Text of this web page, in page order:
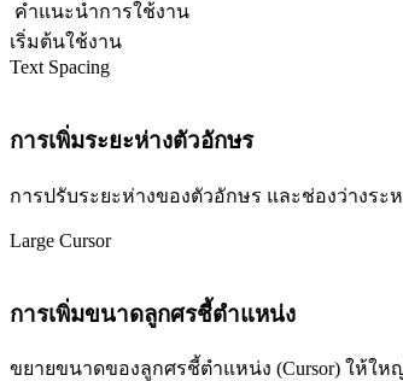
คำแนะนำการใช้งาน
เริ่มต้นใช้งาน
Text Spacing
การเพิ่มระยะห่างตัวอักษร
การปรับระยะห่างของตัวอักษร และช่องว่างร
Large Cursor
การเพิ่มขนาดลูกศรชี้ตำแหน่ง
ขยายขนาดของลูกศรชี้ตำแหน่ง (Cursor) ให้ให